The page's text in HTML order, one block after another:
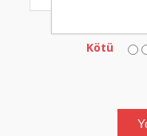
Kötü